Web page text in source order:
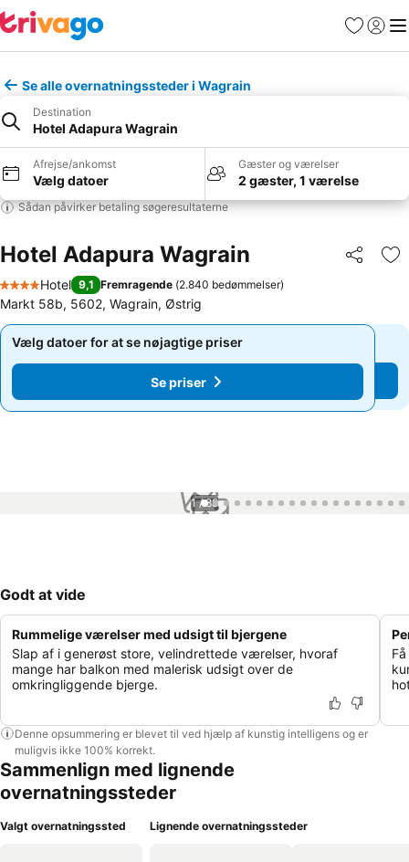
Favoritter
Log ind
Se alle overnatningssteder i Wagrain
Destination
Hotel Adapura Wagrain
Afrejse/ankomst
Vælg datoer
Gæster og værelser
2 gæster, 1 værelse
Sådan påvirker betaling søgeresultaterne
Hotel Adapura Wagrain Del
4 Stjerner
Hotel 9,1 Fremragende (2.840 bedømmelser)
Markt 58b, 5602, Wagrain, Østrig
Vælg datoer for at se nøjagtige priser
Se priser
Vælg datoer for at se nøjagtige priser
Se priser
1 / 88
Godt at vide
Rummelige værelser med udsigt til bjergene
Slap af i generøst store, velindrettede værelser, hvoraf
mange har balkon med malerisk udsigt over de
omkringliggende bjerge.
Denne opsummering er blevet til ved hjælp af kunstig intelligens og er
muligvis ikke 100% korrekt.
Sammenlign med lignende
overnatningssteder
Valgt overnatningssted Lignende overnatningssteder